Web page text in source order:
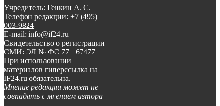
Учредитель: Генкин А. С.
Телефон редакции: +7 (495)
003-9824
E-mail: info@if24.ru
Свидетельство о регистрации
СМИ: ЭЛ № ФС 77 - 67477
При использовании
материалов гиперссылка на
IF24.ru обязательна.
Мнение редакции может не
совпадать с мнением автора